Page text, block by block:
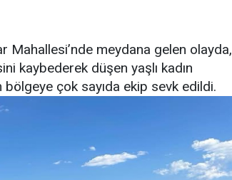
Mahallesi’nde meydana gelen olayda,
kaybederek düşen yaşlı kadın
bölgeye çok sayıda ekip sevk edildi.